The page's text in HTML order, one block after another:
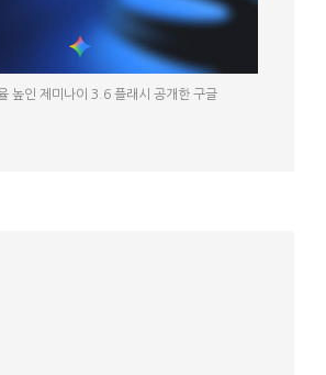
높인 제미나이 3.6 플래시 공개한 구글